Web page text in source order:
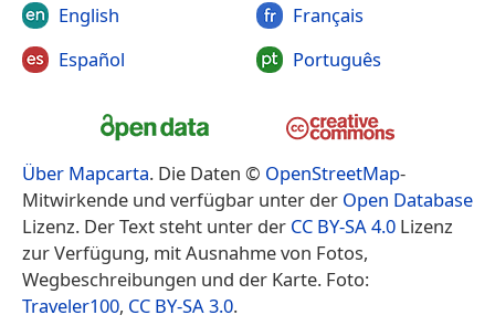
English
Español
Français
Português
Über Mapcarta. Die Daten © OpenStreetMap-
Mitwirkende und verfügbar unter der Open Database
Lizenz. Der Text steht unter der CC BY-SA 4.0 Lizenz
zur Verfügung, mit Ausnahme von Fotos,
Wegbeschreibungen und der Karte. Foto:
Traveler100, CC BY-SA 3.0.